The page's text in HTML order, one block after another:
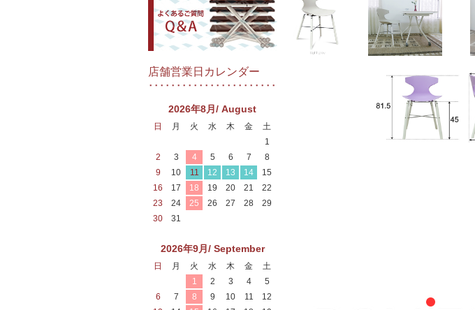
店舗営業日カレンダー
2026年8月/ August
日 月 火 水 木 金
土
1
2
3 4 5 6 7
8
9
10 11 12 13 14
15
16
17 18 19 20 21
22
23
24 25 26 27 28
29
30
31
2026年9月/ September
日 月 火 水 木 金
土
1
2 3 4
5
6
7 8 9 10 11
12